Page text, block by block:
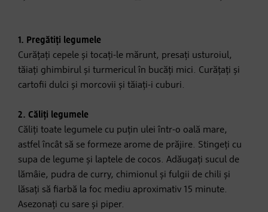
1. Pregătiți legumele
Curățați cepele și tocați-le mărunt, presați usturoiul,
tăiați ghimbirul și turmericul în bucăți mici. Curățați și
cartofii dulci și morcovii și tăiați-i cuburi.
2. Căliți legumele
Căliți toate legumele cu puțin ulei într-o oală mare,
astfel încât să se formeze arome de prăjire. Stingeți cu
supa de legume și laptele de cocos. Adăugați sucul de
lămâie, pudra de curry, chimionul și fulgii de chili și
lăsați să fiarbă la foc mediu aproximativ 15 minute.
Asezonați cu sare și piper.